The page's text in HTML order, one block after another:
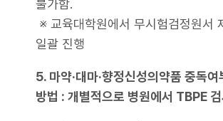
불가함.
※ 교육대학원에서 무시험검정원서
일괄 진행
5. 마약·대마·향정신성의약품 중독여
방법 : 개별적으로 병원에서 TBPE